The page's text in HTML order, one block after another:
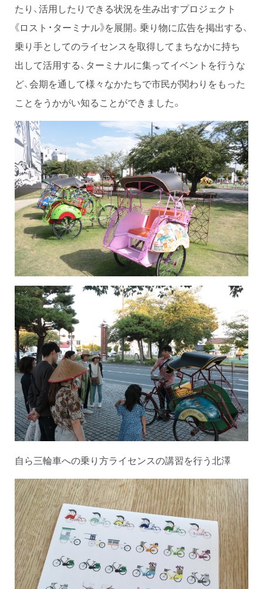
たり、活用したりできる状況を生み出すプロジェクト
《ロスト・ターミナル》を展開。乗り物に広告を掲出する、
乗り手としてのライセンスを取得してまちなかに持ち
出して活用する、ターミナルに集ってイベントを行うな
ど、会期を通して様々なかたちで市民が関わりをもった
ことをうかがい知ることができました。
自ら三輪車への乗り方ライセンスの講習を行う北澤